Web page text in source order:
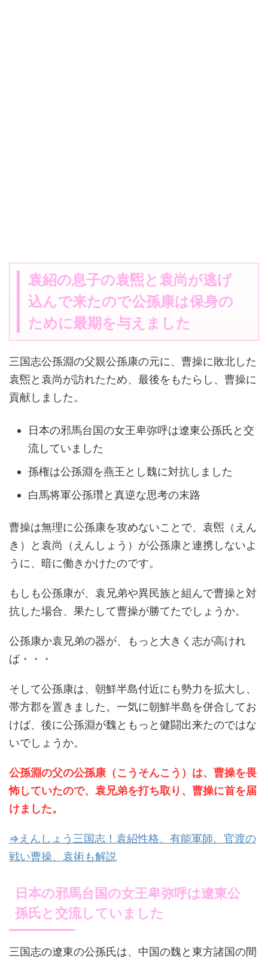
袁紹の息子の袁煕と袁尚が逃げ
込んで来たので公孫康は保身の
ために最期を与えました
三国志公孫淵の父親公孫康の元に、曹操に敗北した
袁煕と袁尚が訪れたため、最後をもたらし、曹操に
貢献しました。
日本の邪馬台国の女王卑弥呼は遼東公孫氏と交
流していました
孫権は公孫淵を燕王とし魏に対抗しました
白馬将軍公孫瓚と真逆な思考の末路
曹操は無理に公孫康を攻めないことで、袁煕（えん
き）と袁尚（えんしょう）が公孫康と連携しないよ
うに、暗に働きかけたのです。
もしも公孫康が、袁兄弟や異民族と組んで曹操と対
抗した場合、果たして曹操が勝てたでしょうか。
公孫康か袁兄弟の器が、もっと大きく志が高けれ
ば・・・
そして公孫康は、朝鮮半島付近にも勢力を拡大し、
帯方郡を置きました。一気に朝鮮半島を併合してお
けば、後に公孫淵が魏ともっと健闘出来たのではな
いでしょうか。
公孫淵の父の公孫康（こうそんこう）は、曹操を畏
怖していたので、袁兄弟を打ち取り、曹操に首を届
けました。
⇒えんしょう三国志！袁紹性格、有能軍師、官渡の
戦い曹操、袁術も解説
日本の邪馬台国の女王卑弥呼は遼東公
孫氏と交流していました
三国志の遼東の公孫氏は、中国の魏と東方諸国の間